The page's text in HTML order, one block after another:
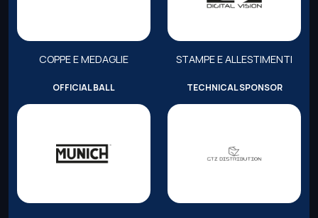
COPPE E MEDAGLIE STAMPE E ALLESTIMENTI
OFFICIAL BALL TECHNICAL SPONSOR